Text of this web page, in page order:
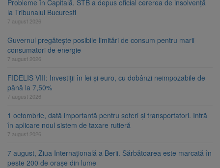
Probleme în Capitală. STB a depus oficial cererea de insolvență
la Tribunalul București
7 august 2026
Guvernul pregătește posibile limitări de consum pentru marii
consumatori de energie
7 august 2026
FIDELIS VIII: Investiții în lei și euro, cu dobânzi neimpozabile de
până la 7,50%
7 august 2026
1 octombrie, dată importantă pentru șoferi și transportatori. Intră
în aplicare noul sistem de taxare rutieră
7 august 2026
7 august, Ziua Internațională a Berii. Sărbătoarea este marcată în
peste 200 de orașe din lume